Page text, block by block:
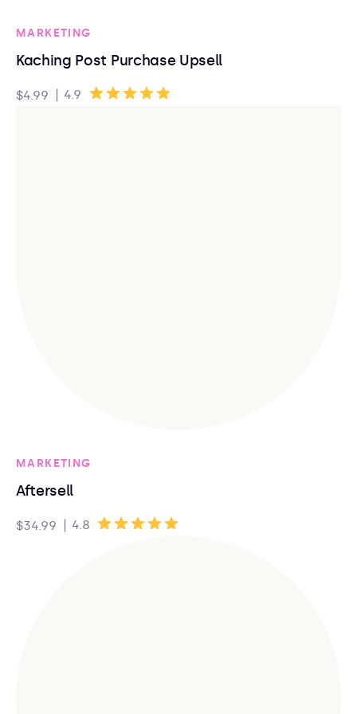
MARKETING
Kaching Post Purchase Upsell
$4.99 | 4.9
MARKETING
Aftersell
$34.99 | 4.8